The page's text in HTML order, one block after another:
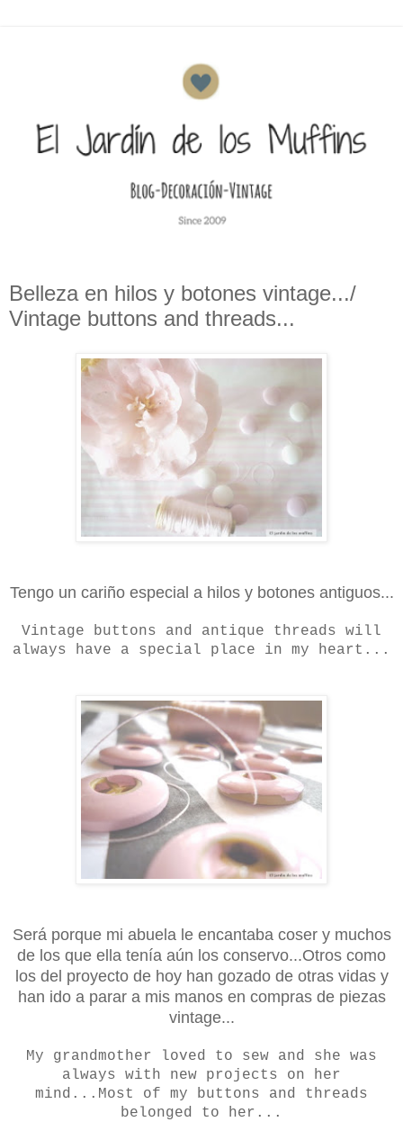
Belleza en hilos y botones vintage.../
Vintage buttons and threads...
Tengo un cariño especial a hilos y botones antiguos...
Vintage buttons and antique threads will
always have a special place in my heart...
Será porque mi abuela le encantaba coser y muchos
de los que ella tenía aún los conservo...Otros como
los del proyecto de hoy han gozado de otras vidas y
han ido a parar a mis manos en compras de piezas
vintage...
My grandmother loved to sew and she was
always with new projects on her
mind...Most of my buttons and threads
belonged to her...